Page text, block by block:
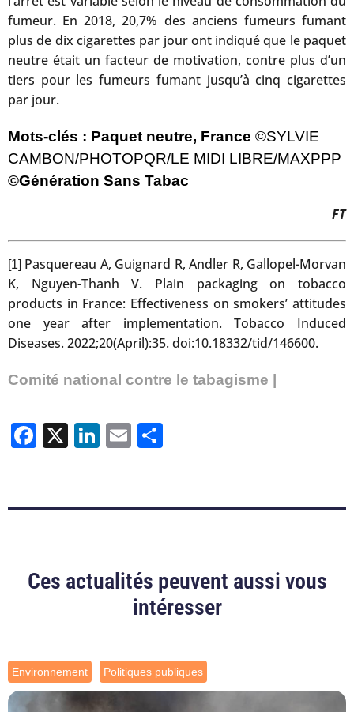
fumeur. En 2018, 20,7% des anciens fumeurs fumant
plus de dix cigarettes par jour ont indiqué que le paquet
neutre était un facteur de motivation, contre plus d’un
tiers pour les fumeurs fumant jusqu’à cinq cigarettes
par jour.
Mots-clés : Paquet neutre, France ©SYLVIE
CAMBON/PHOTOPQR/LE MIDI LIBRE/MAXPPP
©Génération Sans Tabac
FT
[1] Pasquereau A, Guignard R, Andler R, Gallopel-Morvan
K, Nguyen-Thanh V. Plain packaging on tobacco
products in France: Effectiveness on smokers’ attitudes
one year after implementation. Tobacco Induced
Diseases. 2022;20(April):35. doi:10.18332/tid/146600.
Comité national contre le tabagisme |
Facebook
X LinkedIn
Email
Ces actualités peuvent aussi vous
intéresser
Environnement Politiques publiques